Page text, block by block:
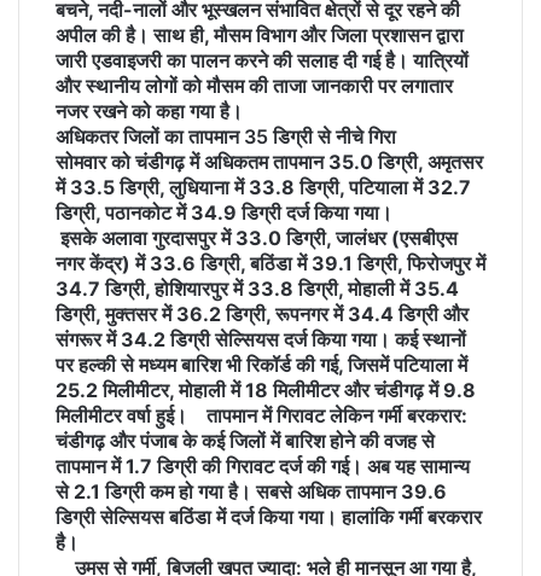
बचने, नदी-नालों और भूस्खलन संभावित क्षेत्रों से दूर रहने की
अपील की है। साथ ही, मौसम विभाग और जिला प्रशासन द्वारा
जारी एडवाइजरी का पालन करने की सलाह दी गई है। यात्रियों
और स्थानीय लोगों को मौसम की ताजा जानकारी पर लगातार
नजर रखने को कहा गया है।
अधिकतर जिलों का तापमान 35 डिग्री से नीचे गिरा
सोमवार को चंडीगढ़ में अधिकतम तापमान 35.0 डिग्री, अमृतसर
में 33.5 डिग्री, लुधियाना में 33.8 डिग्री, पटियाला में 32.7
डिग्री, पठानकोट में 34.9 डिग्री दर्ज किया गया।
इसके अलावा गुरदासपुर में 33.0 डिग्री, जालंधर (एसबीएस
नगर केंद्र) में 33.6 डिग्री, बठिंडा में 39.1 डिग्री, फिरोजपुर में
34.7 डिग्री, होशियारपुर में 33.8 डिग्री, मोहाली में 35.4
डिग्री, मुक्तसर में 36.2 डिग्री, रूपनगर में 34.4 डिग्री और
संगरूर में 34.2 डिग्री सेल्सियस दर्ज किया गया। कई स्थानों
पर हल्की से मध्यम बारिश भी रिकॉर्ड की गई, जिसमें पटियाला में
25.2 मिलीमीटर, मोहाली में 18 मिलीमीटर और चंडीगढ़ में 9.8
मिलीमीटर वर्षा हुई। तापमान में गिरावट लेकिन गर्मी बरकरार:
चंडीगढ़ और पंजाब के कई जिलों में बारिश होने की वजह से
तापमान में 1.7 डिग्री की गिरावट दर्ज की गई। अब यह सामान्य
से 2.1 डिग्री कम हो गया है। सबसे अधिक तापमान 39.6
डिग्री सेल्सियस बठिंडा में दर्ज किया गया। हालांकि गर्मी बरकरार
है।
उमस से गर्मी, बिजली खपत ज्यादा: भले ही मानसून आ गया है,